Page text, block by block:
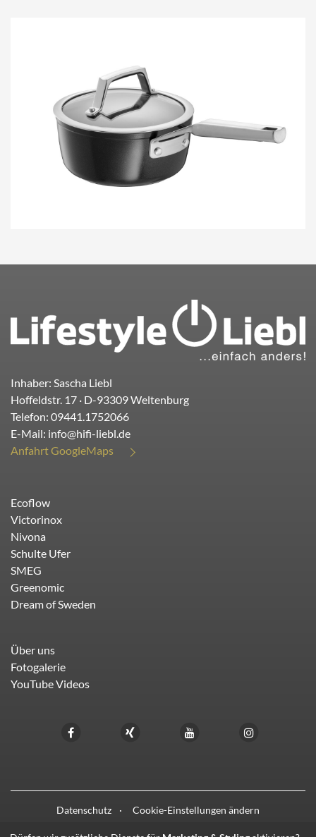
Inhaber: Sascha Liebl
Hoffeldstr. 17 · D-93309Weltenburg
Telefon: 09441.1752066
E-Mail: info@hifi-liebl.de
Anfahrt GoogleMaps
Ecoflow
Victorinox
Nivona
Schulte Ufer
SMEG
Greenomic
Dream of Sweden
Über uns
Fotogalerie
YouTube Videos
Datenschutz Cookie-Einstellungen ändern